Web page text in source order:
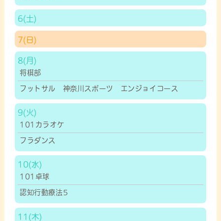
6
7
8
将棋部
フットサル 神奈川スポーツ エンジョイコース
9
101カラオケ
フラダンス
10
101卓球
認知行動療法5
11